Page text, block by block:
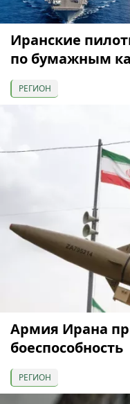
Иранские
по бумажным
РЕГИОН
Армия Ирана
боеспособность
РЕГИОН